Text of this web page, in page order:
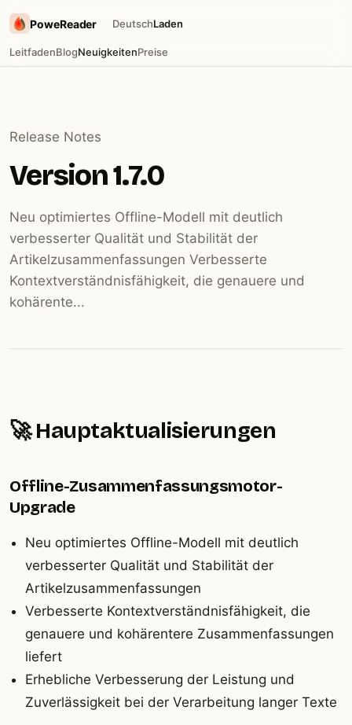
PoweReader
LeitfadenBlogNeuigkeitenPreise
DeutschLaden
Release Notes
Version 1.7.0
Neu optimiertes Offline-Modell mit deutlich
verbesserter Qualität und Stabilität der
Artikelzusammenfassungen Verbesserte
Kontextverständnisfähigkeit, die genauere und
kohärente...
🚀 Hauptaktualisierungen
Offline-Zusammenfassungsmotor-
Upgrade
Neu optimiertes Offline-Modell mit deutlich
verbesserter Qualität und Stabilität der
Artikelzusammenfassungen
Verbesserte Kontextverständnisfähigkeit, die
genauere und kohärentere Zusammenfassungen
liefert
Erhebliche Verbesserung der Leistung und
Zuverlässigkeit bei der Verarbeitung langer Texte